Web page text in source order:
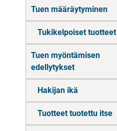
Tuen määräytyminen
Tukikelpoiset tuotteet
Tuen myöntämisen
edellytykset
Hakijan ikä
Tuotteet tuotettu itse